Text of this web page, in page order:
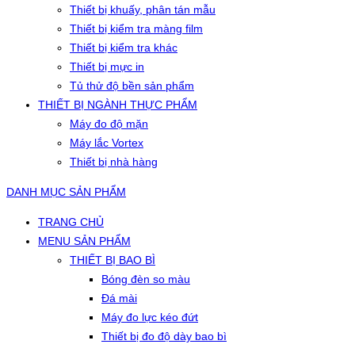
Thiết bị khuấy, phân tán mẫu
Thiết bị kiểm tra màng film
Thiết bị kiểm tra khác
Thiết bị mực in
Tủ thử độ bền sản phẩm
THIẾT BỊ NGÀNH THỰC PHẨM
Máy đo độ mặn
Máy lắc Vortex
Thiết bị nhà hàng
DANH MỤC SẢN PHẨM
TRANG CHỦ
MENU SẢN PHẨM
THIẾT BỊ BAO BÌ
Bóng đèn so màu
Đá mài
Máy đo lực kéo đứt
Thiết bị đo độ dày bao bì